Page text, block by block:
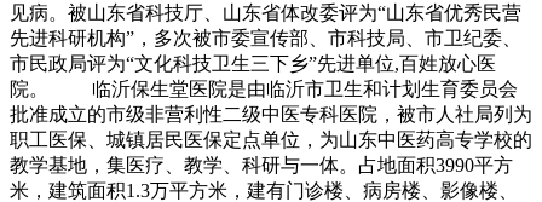
见病。被山东省科技厅、山东省体改委评为“山东省优秀民营
先进科研机构”，多次被市委宣传部、市科技局、市卫纪委、
市民政局评为“文化科技卫生三下乡”先进单位,百姓放心医
院。 临沂保生堂医院是由临沂市卫生和计划生育委员会
批准成立的市级非营利性二级中医专科医院，被市人社局列为
职工医保、城镇居民医保定点单位，为山东中医药高专学校的
教学基地，集医疗、教学、科研与一体。占地面积3990平方
米，建筑面积1.3万平方米，建有门诊楼、病房楼、影像楼、